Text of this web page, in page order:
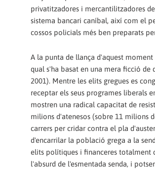
privatitzadores i mercantilitzadores
sistema bancari caníbal, així com el
cossos policials més ben preparats
A la punta de llança d'aquest
qual s'ha basat en una mera ficció
2001). Mentre les elits gregues es
receptar els seus programes liberals
mostren una radical capacitat de
milions d'atenesos (sobre 11 milions
carrers per cridar contra el pla
d'encarrilar la població grega a la
elits polítiques i financeres totalment
l'absurd de l'esmentada senda, i